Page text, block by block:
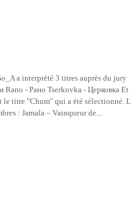
a interprété 3 titres auprès du jury
- Рано Tserkovka - Церковка Et
le titre "Chum" qui a été sélectionné. L
: Jamala – Vainqueur de...